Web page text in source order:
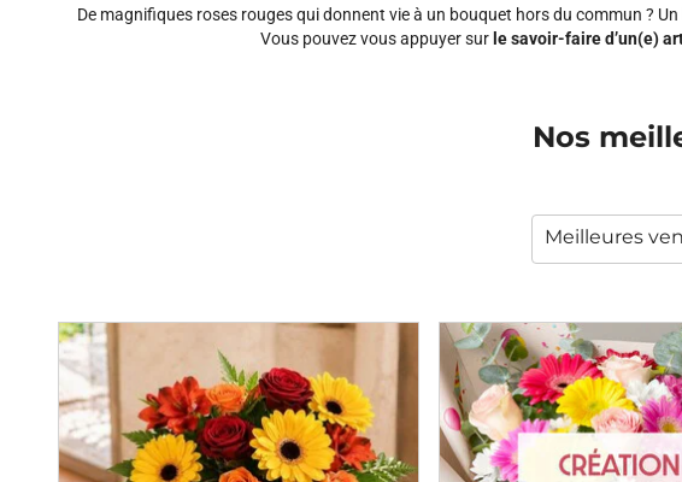
De magnifiques roses rouges qui donnent vie à un bouquet hors du commun ?
Vous pouvez vous appuyer sur le savoir-faire d’un(e)
Nos